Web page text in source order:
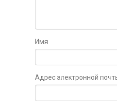
Имя
Адрес электронной